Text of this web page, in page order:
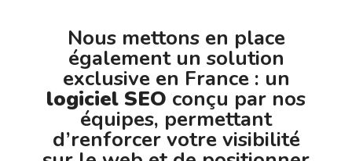
Nous mettons en place
également un solution
exclusive en France : un
logiciel SEO conçu par nos
équipes, permettant
d’renforcer votre visibilité